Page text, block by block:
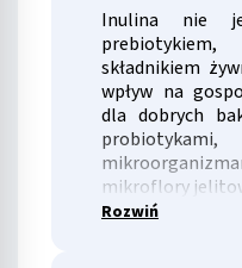
Inulina nie
składnikiem
wpływ na
dla dobrych
mikroflory
Rozwiń